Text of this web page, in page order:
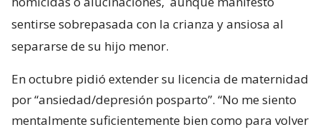
sentirse sobrepasada con la crianza y ansiosa al
separarse de su hijo menor.
En octubre pidió extender su licencia de maternidad
por “ansiedad/depresión posparto”. “No me siento
mentalmente suficientemente bien como para volver